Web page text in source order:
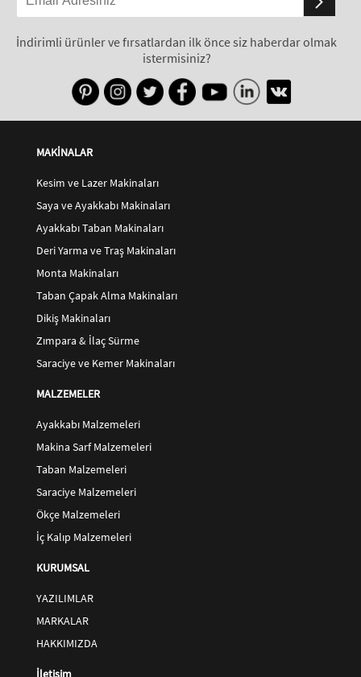
İndirimli ürünler ve fırsatlardan ilk önce siz haberdar olmak
istermisiniz?
MAKİNALAR
Kesim ve Lazer Makinaları
Saya ve Ayakkabı Makinaları
Ayakkabı Taban Makinaları
Deri Yarma ve Traş Makinaları
Monta Makinaları
Taban Çapak Alma Makinaları
Dikiş Makinaları
Zımpara & İlaç Sürme
Saraciye ve Kemer Makinaları
MALZEMELER
Ayakkabı Malzemeleri
Makina Sarf Malzemeleri
Taban Malzemeleri
Saraciye Malzemeleri
Ökçe Malzemeleri
İç Kalıp Malzemeleri
KURUMSAL
YAZILIMLAR
MARKALAR
HAKKIMIZDA
İletişim